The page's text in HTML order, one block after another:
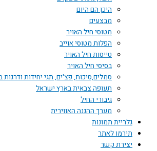
היכן הם היום
מבצעים
מטוסי חיל האויר
הפלות מטוסי אוייב
טייסות חיל האויר
בסיסי חיל האויר
סמלים,סיכות, פצ'ים, תגי יחידות ודרגות
תעופה צבאית בארץ ישראל
גיבורי החיל
מערך ההגנה האווירית
גלריית תמונות
תירמו לאתר
יצירת קשר